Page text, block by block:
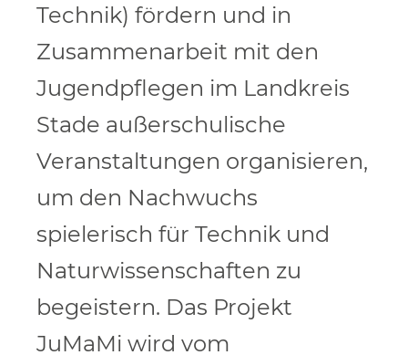
Technik) fördern und in
Zusammenarbeit mit den
Jugendpflegen im Landkreis
Stade außerschulische
Veranstaltungen organisieren,
um den Nachwuchs
spielerisch für Technik und
Naturwissenschaften zu
begeistern. Das Projekt
JuMaMi wird vom